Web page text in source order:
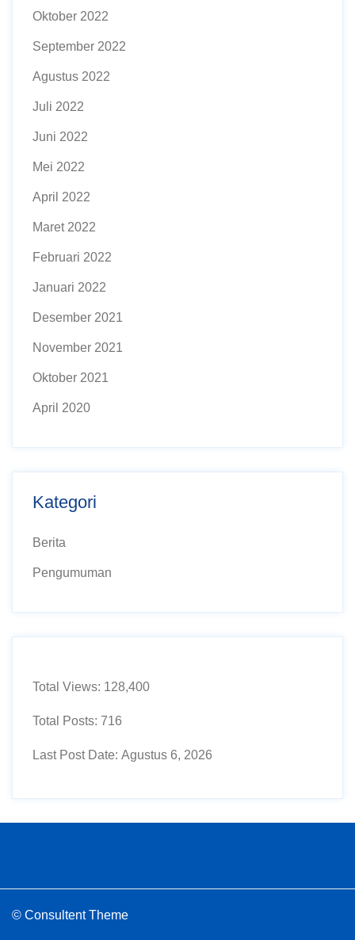
Oktober 2022
September 2022
Agustus 2022
Juli 2022
Juni 2022
Mei 2022
April 2022
Maret 2022
Februari 2022
Januari 2022
Desember 2021
November 2021
Oktober 2021
April 2020
Kategori
Berita
Pengumuman
Total Views: 128,400
Total Posts: 716
Last Post Date: Agustus 6, 2026
© Consultent Theme